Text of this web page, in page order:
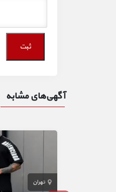
آگهی‌های مشابه
تهران